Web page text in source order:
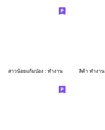
สาวน้อยแก้มป่อง : ทำงาน ลิต้า ทำงาน